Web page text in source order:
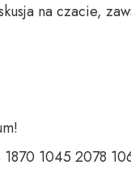
na czacie,
1045 2078